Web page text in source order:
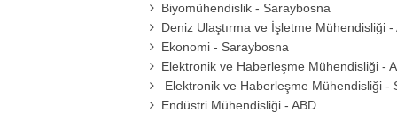
Biyomühendislik - Saraybosna
Deniz Ulaştırma ve İşletme Mühendisliği -
Ekonomi - Saraybosna
Elektronik ve Haberleşme Mühendisliği -
Elektronik ve Haberleşme Mühendisliği -
Endüstri Mühendisliği - ABD